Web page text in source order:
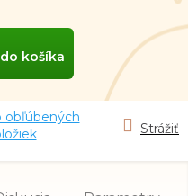
košíka
obľúbených
Strážiť